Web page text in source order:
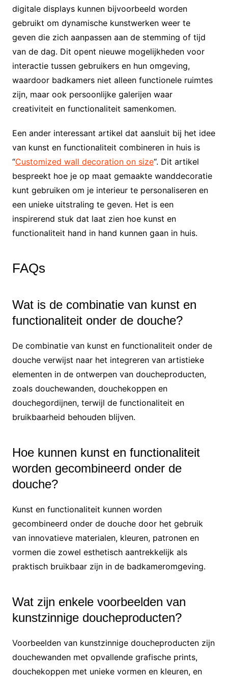
digitale displays kunnen bijvoorbeeld worden
gebruikt om dynamische kunstwerken weer te
geven die zich aanpassen aan de stemming of tijd
van de dag. Dit opent nieuwe mogelijkheden voor
interactie tussen gebruikers en hun omgeving,
waardoor badkamers niet alleen functionele ruimtes
zijn, maar ook persoonlijke galerijen waar
creativiteit en functionaliteit samenkomen.
Een ander interessant artikel dat aansluit bij het idee
van kunst en functionaliteit combineren in huis is
“Customized wall decoration on size“. Dit artikel
bespreekt hoe je op maat gemaakte wanddecoratie
kunt gebruiken om je interieur te personaliseren en
een unieke uitstraling te geven. Het is een
inspirerend stuk dat laat zien hoe kunst en
functionaliteit hand in hand kunnen gaan in huis.
FAQs
Wat is de combinatie van kunst en
functionaliteit onder de douche?
De combinatie van kunst en functionaliteit onder de
douche verwijst naar het integreren van artistieke
elementen in de ontwerpen van doucheproducten,
zoals douchewanden, douchekoppen en
douchegordijnen, terwijl de functionaliteit en
bruikbaarheid behouden blijven.
Hoe kunnen kunst en functionaliteit
worden gecombineerd onder de
douche?
Kunst en functionaliteit kunnen worden
gecombineerd onder de douche door het gebruik
van innovatieve materialen, kleuren, patronen en
vormen die zowel esthetisch aantrekkelijk als
praktisch bruikbaar zijn in de badkameromgeving.
Wat zijn enkele voorbeelden van
kunstzinnige doucheproducten?
Voorbeelden van kunstzinnige doucheproducten zijn
douchewanden met opvallende grafische prints,
douchekoppen met unieke vormen en kleuren, en